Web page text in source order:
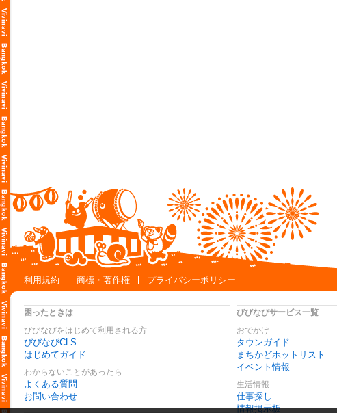
利用規約
商標・著作権 プライバシーポリシー
困ったときは
びびなびをはじめて利用される方
びびなびCLS
はじめてガイド
わからないことがあったら
よくある質問
お問い合わせ
びびなびサービス一覧
おでかけ
タウンガイド
まちかどホットリスト
イベント情報
生活情報
仕事探し
情報掲示板